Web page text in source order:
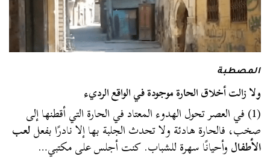
المصطبة
ولا زالت أخلاق الحارة موجودة في الواقع الرديء
(1) في العصر تحول الهدوء المعتاد في الحارة التي أقطنها إلى
صخب، فالحارة هادئة ولا تحدث الجلبة بها إلا نادرًا بفعللعب
الأطفالوأحيانًا سهرة للشباب. كنت أجلس على مكتبي…